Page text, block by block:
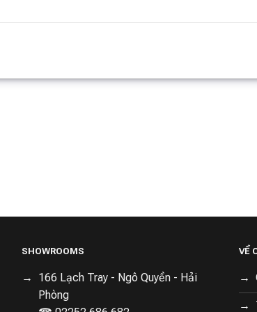
(5-in-1)
₫ 10,990,000 ₫ 6,890,000 ₫ 10,350,000 ₫
SHOWROOMS
166 Lạch Tray - Ngô Quyền - Hải
Phòng
VỀ